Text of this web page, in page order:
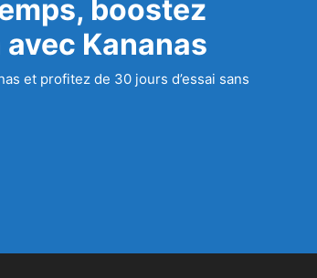
boostez
Kananas
et profitez de 30 jours d’essai sans